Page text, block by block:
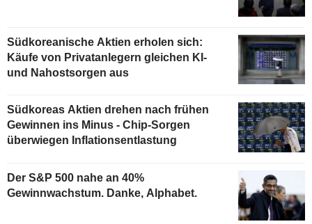
Südkoreanische Aktien erholen sich:
Käufe von Privatanlegern gleichen KI-
und Nahostsorgen aus
Südkoreas Aktien drehen nach frühen
Gewinnen ins Minus - Chip-Sorgen
überwiegen Inflationsentlastung
Der S&P 500 nahe an 40%
Gewinnwachstum. Danke, Alphabet.